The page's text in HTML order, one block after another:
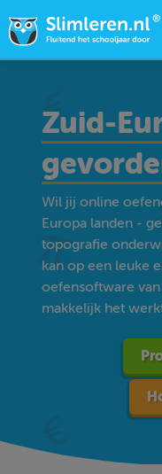
Zuid-
Wil jij online
Europa landen -
topografie
kan op een leuke
oefensoftware
makkelijk het